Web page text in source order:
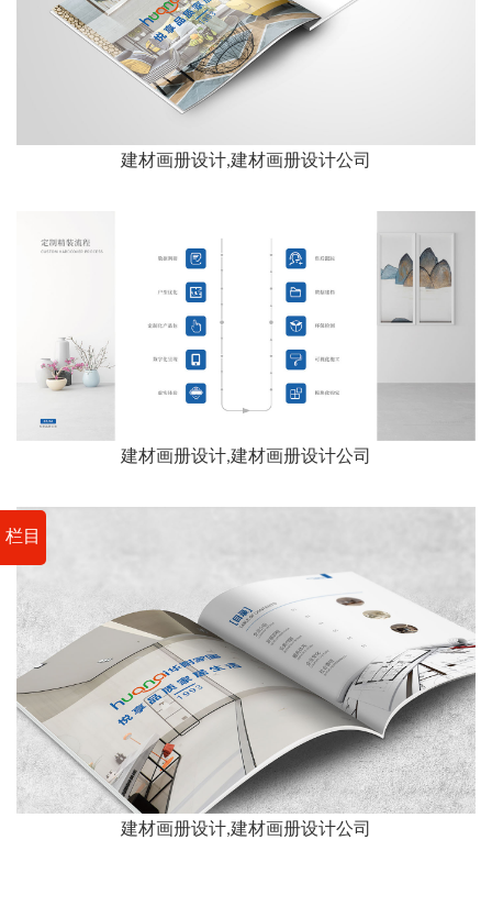
栏目
建材画册设计,建材画册设计公司
建材画册设计,建材画册设计公司
建材画册设计,建材画册设计公司